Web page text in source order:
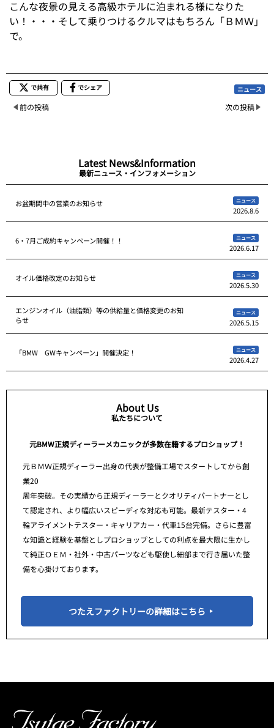
こんな夜景の見える高級ホテルに泊まれる様になりた
い！・・・そして乗りつけるクルマはもちろん「ＢＭＷ」
で。
で共有 でシェア ニュース
前の投稿 次の投稿
Latest News&Information
最新ニュース・インフォメーション
お盆期間中の営業のお知らせ ニュース
2026.8.6
6・7月ご成約キャンペーン開催！！ ニュース
2026.6.17
オイル価格改定のお知らせ ニュース
2026.5.30
エンジンオイル（油脂類）等の供給量と価格変更のお知
らせ
ニュース
2026.5.15
「BMW GWキャンペーン」開催決定！ ニュース
2026.4.27
About Us
私たちについて
元BMW正規ディーラーメカニックが多数在籍するプロショップ！
元ＢＭＷ正規ディーラー出身の代表が整備工場でスタートしてから創
業20
周年突破。その実績から正規ディーラーとクオリティパートナーとし
て認定され、より幅広いスピーディな対応も可能。最新テスター・4
輪アライメントテスター・キャリアカー・代車15台完備。さらに豊富
な知識と経験を基盤としプロショップとしての利点を最大限に生かし
て純正ＯＥＭ・社外・中古パーツなども駆使し細部まで行き届いた整
備を心掛けております。
つたえファクトリーの詳細はこちら